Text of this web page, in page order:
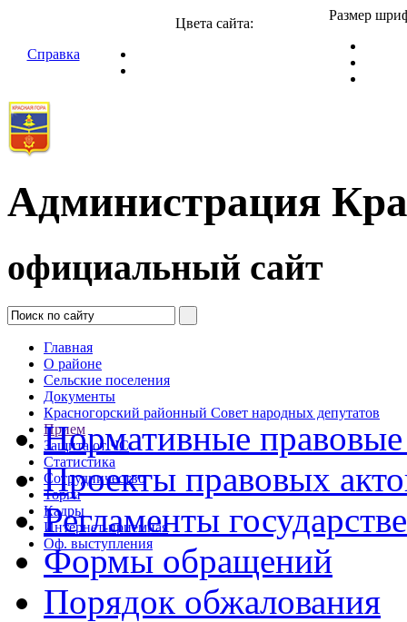
Справка
Цвета сайта:
Размер
Администрация
официальный сайт
Главная
О районе
Сельские поселения
Документы
Красногорский районный Совет народных депутатов
Прием
Защита от ЧС
Статистика
Сотрудничество
Торги
Кадры
Интернет-приемная
Оф. выступления
Нормативные
Проекты правовых
Регламенты
Формы обращений
Порядок обжалования